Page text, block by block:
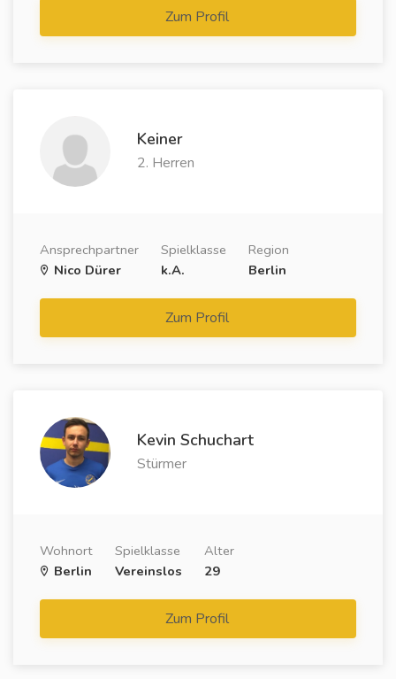
Zum Profil
Keiner
2. Herren
Ansprechpartner
Nico Dürer
Spielklasse
k.A.
Region
Berlin
Zum Profil
Kevin Schuchart
Stürmer
Wohnort
Berlin
Spielklasse
Vereinslos
Alter
29
Zum Profil